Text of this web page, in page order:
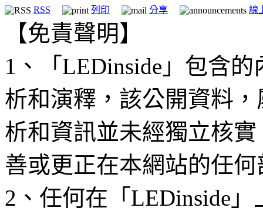
RSS 列印 分享 線
【免責聲明】
1、「LEDinside」包含
析和演釋，該公開資料
析和資訊並未經獨立核
善或更正在本網站的任
2、任何在「LEDinside